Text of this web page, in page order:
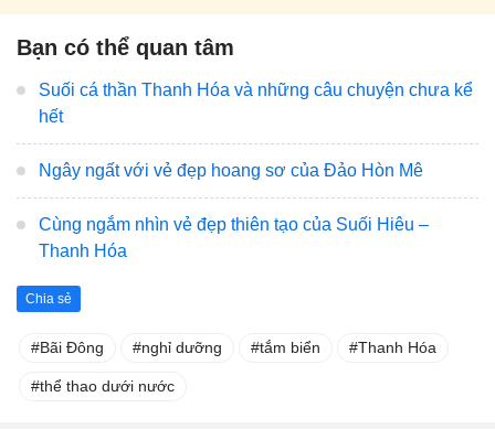
Bạn có thể quan tâm
Suối cá thần Thanh Hóa và những câu chuyện chưa kể
hết
Ngây ngất với vẻ đẹp hoang sơ của Đảo Hòn Mê
Cùng ngắm nhìn vẻ đẹp thiên tạo của Suối Hiêu –
Thanh Hóa
Chia sẻ
Bãi Đông nghỉ dưỡng tắm biển Thanh Hóa
thể thao dưới nước